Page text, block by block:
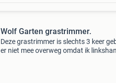
Wolf Garten grastrimmer.
Deze grastrimmer is slechts 3 keer
er niet mee overweg omdat ik